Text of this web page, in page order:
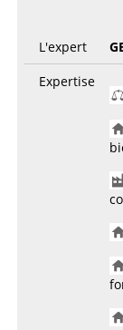
L'expert
Expertise